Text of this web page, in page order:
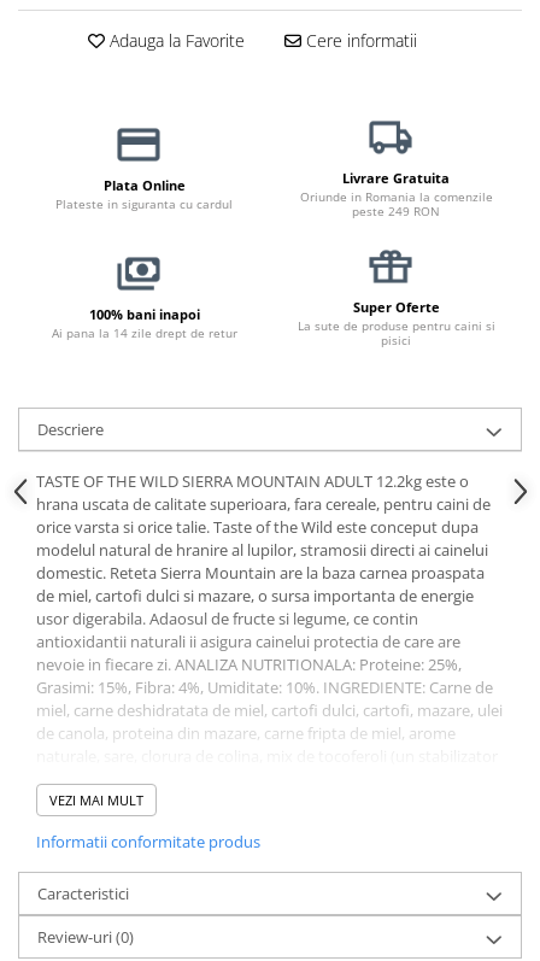
Pisică Junior
Hrană Umedă Pisică
Pisică Adult
Diete Veterinare Pisică
Umedă
Pernuțe
Proteice
Umede
Îngrijire Pisici
Așternut Igienic Pisici
Igienă Pisici
Antiparazitare Pisici
Vitamine Pisici
Perii & Piepteni Pisici
Culcușuri & Saltele Pisici
Ansambluri Pisici
Castroane & Adapatori Pisici
Cuști & Genți Pisici
Litiere Pisici
Jucării Pisici
Adauga la Favorite Cere informatii
Plata Online
Plateste in siguranta cu cardul
Livrare Gratuita
Oriunde in Romania la comenzile
peste 249 RON
100% bani inapoi
Ai pana la 14 zile drept de retur
Super Oferte
La sute de produse pentru caini si
pisici
Descriere
TASTE OF THE WILD SIERRA MOUNTAIN ADULT 12.2kg este o
hrana uscata de calitate superioara, fara cereale, pentru caini de
orice varsta si orice talie. Taste of the Wild este conceput dupa
modelul natural de hranire al lupilor, stramosii directi ai cainelui
domestic. Reteta Sierra Mountain are la baza carnea proaspata
de miel, cartofi dulci si mazare, o sursa importanta de energie
usor digerabila. Adaosul de fructe si legume, ce contin
antioxidantii naturali ii asigura cainelui protectia de care are
nevoie in fiecare zi. ANALIZA NUTRITIONALA: Proteine: 25%,
Grasimi: 15%, Fibra: 4%, Umiditate: 10%. INGREDIENTE: Carne de
miel, carne deshidratata de miel, cartofi dulci, cartofi, mazare, ulei
de canola, proteina din mazare, carne fripta de miel, arome
natural si sursa de vitamina E), radacina de cicoare, taurina, rosii,
coacaze negre, zmeura, extract de yucca schidigera, produse
acidophilus, Lactobacillus casei si Lactobacillus Plantarum,
extract de Trichoderma longibrachiatum deshidratat, supliment
Vitamina E, proteinat de fier, proteinat de zinc, proteinat de
cupru, sulfat feros, sulfat de zinc, sulfat de cupru, iodura de
potasiu, mononitrat de tiamina (vitamina B1), proteinat de
VEZI MAI MULT
Informatii conformitate produs
Caracteristici
Review-uri(0)